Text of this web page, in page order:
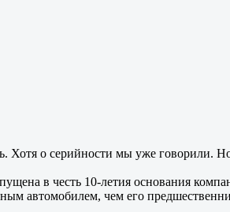
о серийности мы уже говорили.
в честь 10-летия основания
автомобилем, чем его